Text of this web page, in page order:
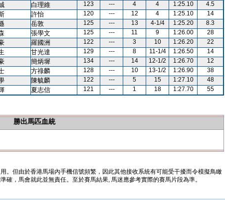
白理維 123 --- 4 4 1:25.10
4.5
許怡 120 --- 12 4 1:25.10
14
岳敦 125 --- 13 4-1/4 1:25.20
8.3
張學文 125 --- 11 9 1:26.00
28
羅國洲 122 --- 3 10 1:26.20
22
甘光達 129 --- 8 11-1/4 1:26.50
14
簡炳墀 134 --- 14 12-1/2 1:26.70
12
方祿麟 128 --- 10 13-1/2 1:26.90
38
陳毓麟 122 --- 5 15 1:27.10
48
夏志信 121 --- 1 18 1:27.70 55
勝出馬匹血統
。但由於香港馬場內手機信號頻繁，因此其他接收系統有可能受干擾而令模擬鳥瞰
，馬會就此並無責任。至於賽馬結果, 馬迷應參考實際的賽馬片段為準。